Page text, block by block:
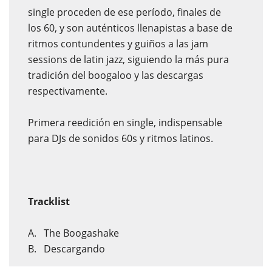
single proceden de ese período, finales de
los 60, y son auténticos llenapistas a base de
ritmos contundentes y guiños a las jam
sessions de latin jazz, siguiendo la más pura
tradición del boogaloo y las descargas
respectivamente.
Primera reedición en single, indispensable
para DJs de sonidos 60s y ritmos latinos.
Tracklist
A. The Boogashake
B. Descargando